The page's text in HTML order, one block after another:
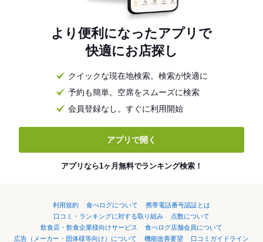
より便利になったアプリで
快適にお店探し
クイックな現在地検索。検索が快適に
予約も簡単。空席をスムーズに検索
会員登録なし。すぐに利用開始
アプリで開く
アプリなら1ヶ月無料でランキング検索！
利用規約 食べログについて
携帯電話番号認証とは
口コミ・ランキングに対する取り組み
点数について
飲食店・飲食企業様向けサービス
食べログ店舗会員について
広告（メーカー・団体様等向け）について
機能改善要望 口コミガイドライン